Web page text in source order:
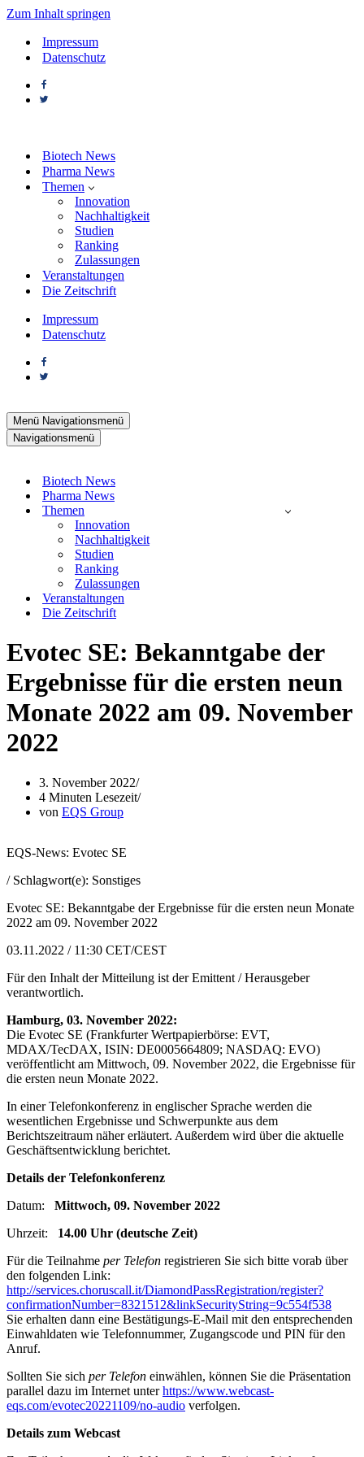
Zum Inhalt springen
Impressum
Datenschutz
Biotech News
Pharma News
Themen
Innovation
Nachhaltigkeit
Studien
Ranking
Zulassungen
Veranstaltungen
Die Zeitschrift
Impressum
Datenschutz
Menü Navigationsmenü
Navigationsmenü
Biotech News
Pharma News
Themen
Innovation
Nachhaltigkeit
Studien
Ranking
Zulassungen
Veranstaltungen
Die Zeitschrift
Evotec SE: Bekanntgabe der
Ergebnisse für die ersten neun
Monate 2022 am 09. November
2022
3. November 2022
4 Minuten Lesezeit
von EQS Group
EQS-News: Evotec SE
/ Schlagwort(e): Sonstiges
Evotec SE: Bekanntgabe der Ergebnisse für die ersten neun Monate
2022 am 09. November 2022
03.11.2022 / 11:30 CET/CEST
Für den Inhalt der Mitteilung ist der Emittent / Herausgeber
verantwortlich.
Hamburg, 03. November 2022:
Die Evotec SE (Frankfurter Wertpapierbörse: EVT,
MDAX/TecDAX, ISIN: DE0005664809; NASDAQ: EVO)
veröffentlicht am Mittwoch, 09. November 2022, die Ergebnisse für
die ersten neun Monate 2022.
In einer Telefonkonferenz in englischer Sprache werden die
wesentlichen Ergebnisse und Schwerpunkte aus dem
Berichtszeitraum näher erläutert. Außerdem wird über die aktuelle
Geschäftsentwicklung berichtet.
Details der Telefonkonferenz
Datum: Mittwoch, 09. November 2022
Uhrzeit: 14.00 Uhr (deutsche Zeit)
Für die Teilnahme per Telefon registrieren Sie sich bitte vorab über
den folgenden Link:
http://services.choruscall.it/DiamondPassRegistration/register?
confirmationNumber=8321512&linkSecurityString=9c554f538
Sie erhalten dann eine Bestätigungs-E-Mail mit den entsprechenden
Einwahldaten wie Telefonnummer, Zugangscode und PIN für den
Anruf.
Sollten Sie sich per Telefon einwählen, können Sie die Präsentation
parallel dazu im Internet unterhttps://www.webcast-
eqs.com/evotec20221109/no-audio verfolgen.
Details zum Webcast